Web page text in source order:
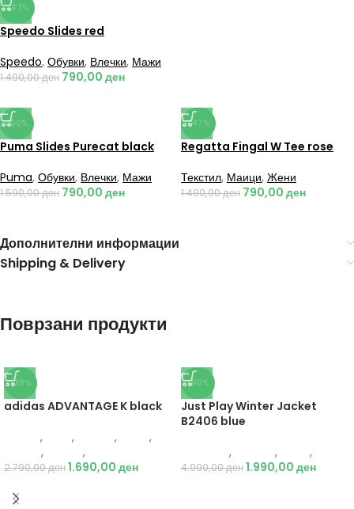
-47%
Speedo Slides red
Speedo, Обувки, Влечки, Мажи
1.490,00ден 790,00 ден
-50%
Puma Slides Purecat black
Puma, Обувки, Влечки, Мажи
1.590,00ден 790,00 ден
-47%
Regatta Fingal W Tee rose
Текстил, Маици, Жени
1.490,00ден 790,00 ден
Дополнителни информации
Shipping & Delivery
Поврзани продукти
-39%
adidas ADVANTAGE K black
, , ,
,
, ,
2.790,00ден1.690,00 ден
-60%
Just Play Winter Jacket
B2406 blue
, , ,
4.990,00ден1.990,00 ден